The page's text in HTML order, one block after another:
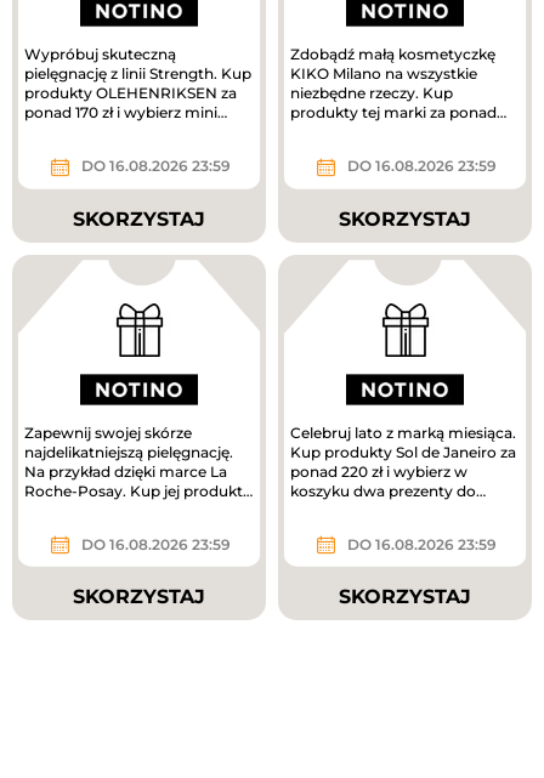
Wypróbuj skuteczną
pielęgnację z linii Strength. Kup
produkty OLEHENRIKSEN za
ponad 170 zł i wybierz mini
DO 16.08.2026 23:59
SKORZYSTAJ
Zdobądź małą kosmetyczkę
KIKO Milano na wszystkie
niezbędne rzeczy. Kup
produkty tej marki za ponad
DO 16.08.2026 23:59
SKORZYSTAJ
Zapewnij swojej skórze
najdelikatniejszą pielęgnację.
Na przykład dzięki marce La
Roche-Posay. Kup jej produkty
DO 16.08.2026 23:59
SKORZYSTAJ
Celebruj lato z marką miesiąca.
Kup produkty Sol de Janeiro za
ponad 220 zł i wybierz w
koszyku dwa prezenty do
DO 16.08.2026 23:59
SKORZYSTAJ